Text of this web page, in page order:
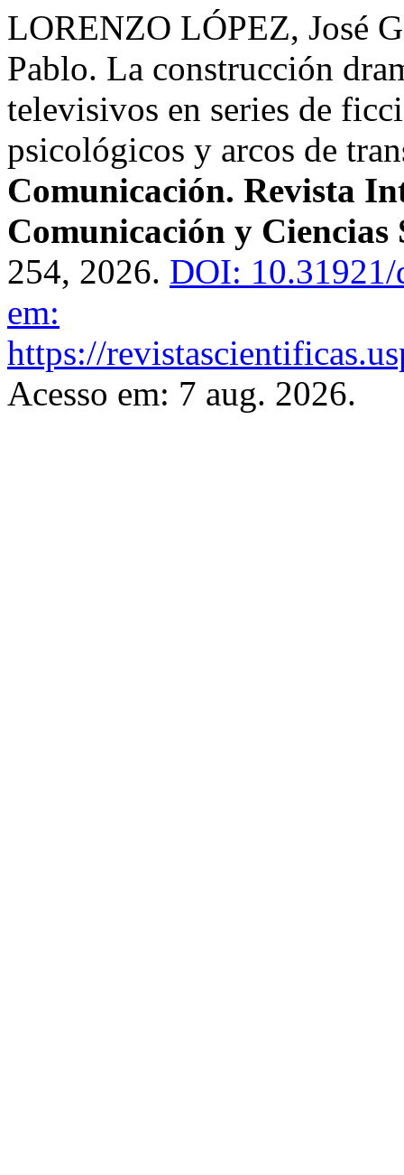
LORENZO LÓPEZ, José
Pablo. La construcción
televisivos en series de
psicológicos y arcos de
Comunicación. Revista
Comunicación y Ciencias
254, 2026. DOI: 10.31921/
em:
https://
Acesso em: 7 aug. 2026.